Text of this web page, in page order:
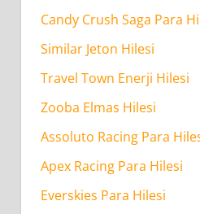
Kadar
Sürede
Tamamlanır?
Candy Crush Saga Para
Similar Jeton Hilesi
Travel Town Enerji Hilesi
Zooba Elmas Hilesi
Assoluto Racing Para
Apex Racing Para Hilesi
Everskies Para Hilesi